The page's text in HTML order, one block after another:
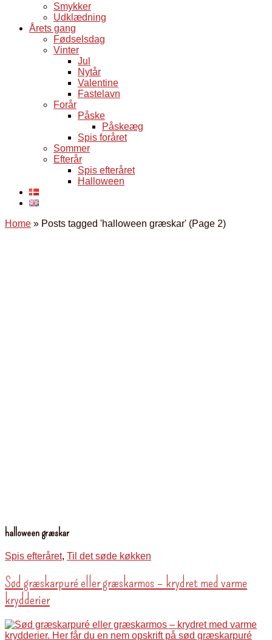
Smykker
Udklædning
Årets gang
Fødselsdag
Vinter
Jul
Nytår
Valentine
Fastelavn
Forår
Påske
Påskeæg
Spis foråret
Sommer
Efterår
Spis efteråret
Halloween
Home » Posts tagged 'halloween græskar' (Page 2)
halloween græskar
Spis efteråret, Til det søde køkken
Sød græskarpuré eller græskarmos – krydret med varme
krydderier